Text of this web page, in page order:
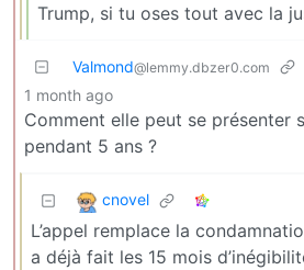
Trump, si tu oses tout avec la
Valmond@lemmy.dbzer0.com
1 month ago
Comment elle peut se présenter
pendant 5 ans ?
cnovel
L’appel remplace la
a déjà fait les 15 mois